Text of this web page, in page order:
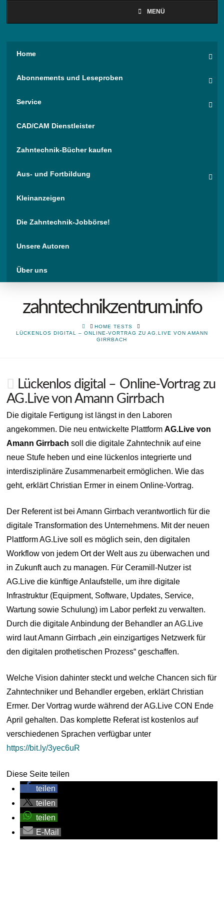
MENÜ
Home
Abonnements und Leseproben
Service
CAD/CAM Dienstleister
Zahntechnik-Bücher kaufen
Aus- und Fortbildung
Kleinanzeigen
Die Zahntechnik-Jobbörse!
Unsere Autoren
Über uns
zahntechnikzentrum.info
HOMEHOME TESTS
LÜCKENLOS DIGITAL – ONLINE-VORTRAG ZU AG.LIVE VON AMANN
GIRRBACH
Lückenlos digital – Online-Vortrag zu
AG.Live von Amann Girrbach
Die digitale Fertigung ist längst in den Laboren
angekommen. Die neu entwickelte PlattformAG.Live von
Amann Girrbach soll die digitale Zahntechnik auf eine
neue Stufe heben und eine lückenlos integrierte und
interdisziplinäre Zusammenarbeit ermöglichen. Wie das
geht, erklärt Christian Ermer in einem Online-Vortrag.
Der Referent ist bei Amann Girrbach verantwortlich für die
digitale Transformation des Unternehmens. Mit der neuen
Plattform AG.Live soll es möglich sein, den digitalen
Workflow von jedem Ort der Welt aus zu überwachen und
in Zukunft auch zu managen. Für Ceramill-Nutzer ist
AG.Live die künftige Anlaufstelle, um ihre digitale
Infrastruktur (Equipment, Software, Updates, Service,
Wartung sowie Schulung) im Labor perfekt zu verwalten.
Durch die digitale Anbindung der Behandler an AG.Live
wird laut Amann Girrbach „ein einzigartiges Netzwerk für
den digitalen prothetischen Prozess“ geschaffen.
Welche Vision dahinter steckt und welche Chancen sich für
Zahntechniker und Behandler ergeben, erklärt Christian
Ermer. Der Vortrag wurde während der AG.Live CON Ende
April gehalten. Das komplette Referat ist kostenlos auf
verschiedenen Sprachen verfügbar unter
https://bit.ly/3yec6uR
Diese Seite teilen
teilen
teilen
teilen
E-Mail